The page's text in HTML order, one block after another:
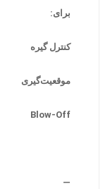
برای:
کنترل گیره
موقعیت‌گیری
Blow-Off
—